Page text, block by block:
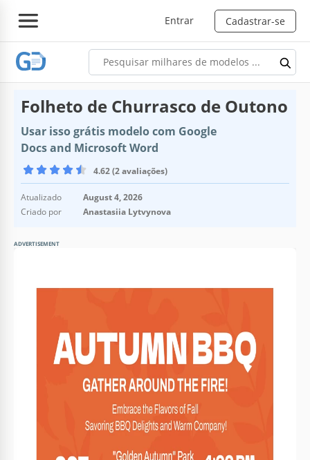
Entrar Cadastrar-se
Folheto de Churrasco de Outono
Usar isso grátis modelo com Google
Docs and Microsoft Word
4.62 (2 avaliações)
Atualizado
August 4, 2026
Criado por
Anastasiia Lytvynova
ADVERTISEMENT